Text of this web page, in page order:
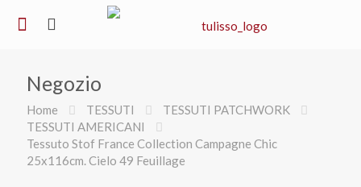
Negozio
Home TESSUTI
TESSUTI PATCHWORK
TESSUTI AMERICANI
Tessuto Stof France Collection Campagne Chic
25x116cm. Cielo 49 Feuillage